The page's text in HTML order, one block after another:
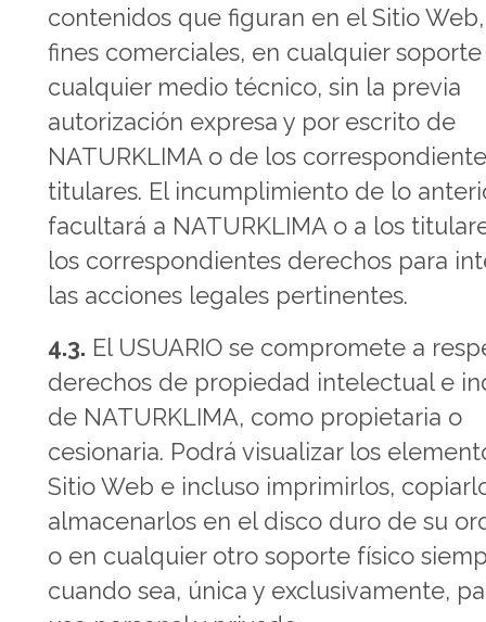
contenidos que figuran en el Sitio
fines comerciales, en cualquier
cualquier medio técnico, sin la previa
autorización expresa y por escrito de
NATURKLIMA o de los
titulares. El incumplimiento de lo
facultará a NATURKLIMA o a los
los correspondientes derechos para
las acciones legales pertinentes.
4.3. El USUARIO se compromete a
derechos de propiedad intelectual e
de NATURKLIMA, como propietaria o
cesionaria. Podrá visualizar los
Sitio Web e incluso imprimirlos,
almacenarlos en el disco duro de su
o en cualquier otro soporte físico
cuando sea, única y exclusivamente,